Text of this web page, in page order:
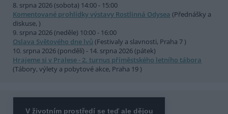
8. srpna 2026 (sobota) 14:00 - 15:00
Komentované prohlídky výstavy Rostlinná Odysea (Přednášky a
diskuse, )
9. srpna 2026 (neděle) 10:00 - 16:00
Oslava Světového dne lvů (Festivaly a slavnosti, Praha 7 )
10. srpna 2026 (pondělí) - 14. srpna 2026 (pátek)
Hrajeme si v Pralese - 2. turnus příměstského letního tábora
(Tábory, výlety a pobytové akce, Praha 19 )